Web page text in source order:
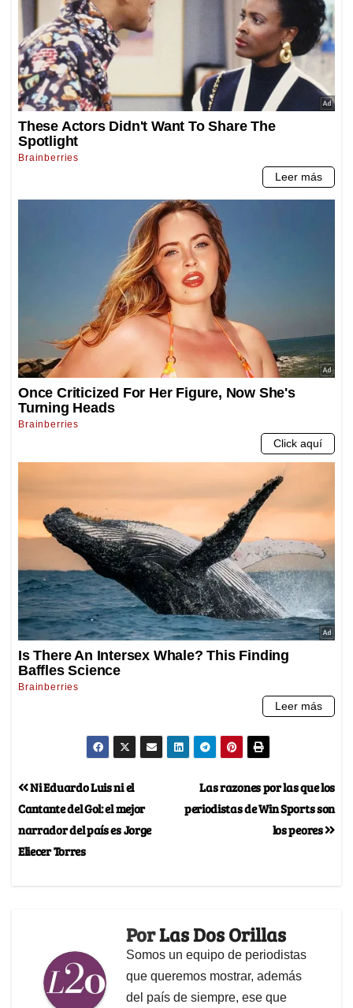
Las razones por las que los
periodistas de Win Sports son
los peores
Ni Eduardo Luis ni el
Cantante del Gol: el mejor
narrador del país es Jorge
Eliecer Torres
PorLas Dos Orillas
Somos un equipo de periodistas
que queremos mostrar, además
del país de siempre, ese que